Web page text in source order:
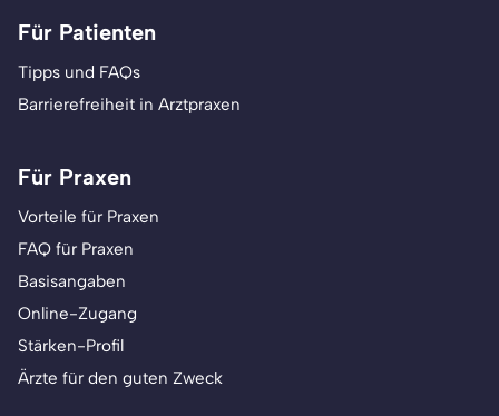
Für Patienten
Tipps und FAQs
Barrierefreiheit in Arztpraxen
Für Praxen
Vorteile für Praxen
FAQ für Praxen
Basisangaben
Online-Zugang
Stärken-Profil
Ärzte für den guten Zweck